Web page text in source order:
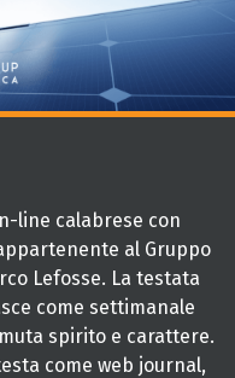
line calabrese con
al Gruppo
Lefosse. La testata
come settimanale
spirito e carattere.
come web journal,